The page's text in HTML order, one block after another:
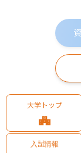
大学トップ
入試情報